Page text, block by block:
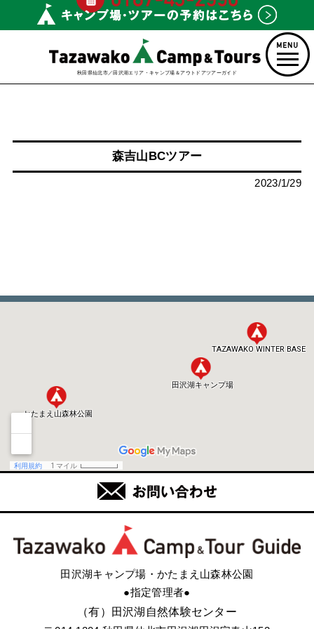
秋田県仙北市／田沢湖エリア・キャンプ場＆アウトドアツアーガイド
森吉山BCツアー
2023/1/29
田沢湖キャンプ場・かたまえ山森林公園
●指定管理者●
（有）田沢湖自然体験センター